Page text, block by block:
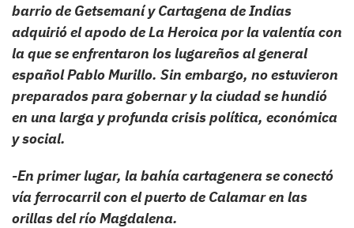
barrio de Getsemaní y Cartagena de Indias
adquirió el apodo de La Heroica por la valentía con
la que se enfrentaron los lugareños al general
español Pablo Murillo. Sin embargo, no estuvieron
preparados para gobernar y la ciudad se hundió
en una larga y profunda crisis política, económica
y social.
-En primer lugar, la bahía cartagenera se conectó
vía ferrocarril con el puerto de Calamar en las
orillas del río Magdalena.